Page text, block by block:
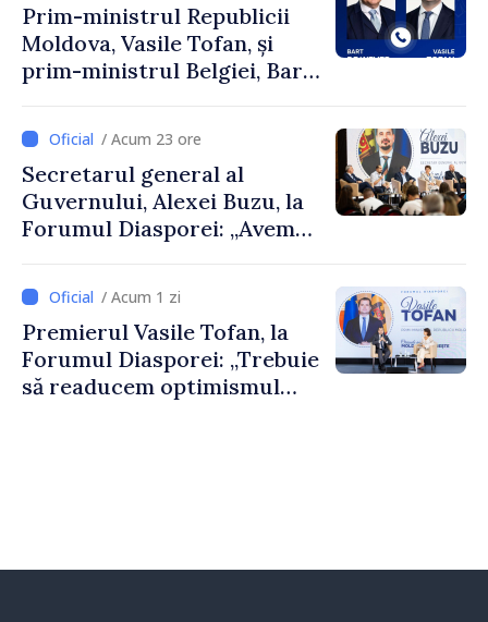
Prim-ministrul Republicii
Moldova, Vasile Tofan, și
prim-ministrul Belgiei, Bart
despre parcursul european
al Republicii Moldova.
/ Acum 23 ore
Secretarul general al
Guvernului, Alexei Buzu, la
Forumul Diasporei: „Avem
dumneavoastră pentru a
construi comunități mai
puternice”
/ Acum 1 zi
Premierul Vasile Tofan, la
Forumul Diasporei: „Trebuie
să readucem optimismul